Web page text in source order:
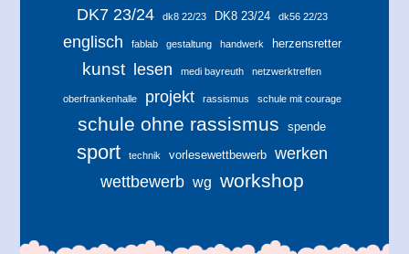
DK7 23/24 dk8 22/23 DK8 23/24 dk56 22/23
englisch fablab gestaltung handwerk herzensretter
kunst lesen medi bayreuth netzwerktreffen
oberfrankenhalle projekt rassismus schule mit courage
schule ohne rassismus spende
sport technik vorlesewettbewerb
werken
wettbewerb wg workshop